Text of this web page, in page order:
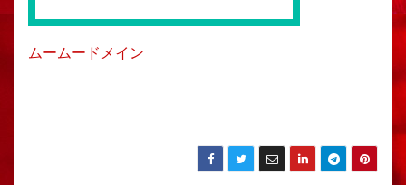
ムームードメイン